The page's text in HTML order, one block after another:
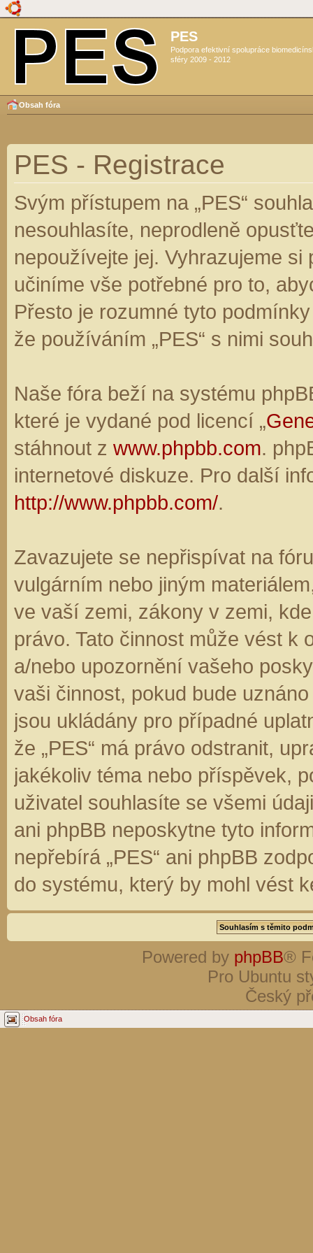
PES
Podpora efektivní spolupráce
sféry 2009 - 2012
Obsah fóra
PES - Registrace
Svým přístupem na „PES“
nesouhlasíte, neprodleně
nepoužívejte jej. Vyhrazujeme
učiníme vše potřebné pro to,
Přesto je rozumné tyto
že používáním „PES“ s nimi
Naše fóra beží na systému
které je vydané pod licencí „
stáhnout z www.phpbb.com.
internetové diskuze. Pro další
http://www.phpbb.com/.
Zavazujete se nepřispívat na
vulgárním nebo jiným
ve vaší zemi, zákony v zemi,
právo. Tato činnost může vést k
a/nebo upozornění vašeho
vaši činnost, pokud bude
jsou ukládány pro případné
že „PES“ má právo odstranit,
jakékoliv téma nebo příspěvek,
uživatel souhlasíte se všemi
ani phpBB neposkytne tyto
nepřebírá „PES“ ani phpBB
do systému, který by mohl vést
Powered by phpBB®
Pro Ubuntu
Český
Obsah fóra